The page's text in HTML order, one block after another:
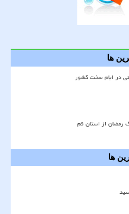
ها
در ایام سخت کشور
رمضان از استان قم
ها